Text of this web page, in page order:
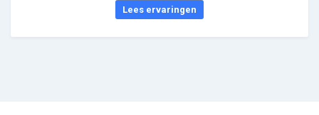
Lees ervaringen